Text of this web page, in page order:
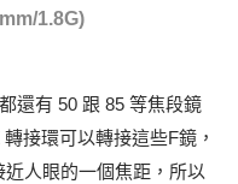
1.8G)
還有 50 跟 85 等焦段鏡
接環可以轉接這些F鏡，
人眼的一個焦距，所以